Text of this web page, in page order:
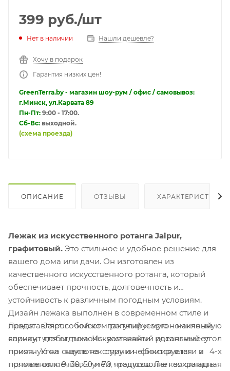
399 руб./шт
Нет в наличии Нашли дешевле?
Хочу в подарок
Гарантия низких цен!
GreenTerra.by - магазин шоу-рум / офис / самовывоз:
г.Минск, ул.Карвата 89
Пн-Пт: 9:00 - 17:00.
Сб-Вс: выходной.
(схема проезда)
ОПИСАНИЕ ОТЗЫВЫ ХАРАКТЕРИСТИКИ
Лежак из искусственного ротанга Jaipur,
графитовый. Это стильное и удобное решение для
вашего дома или дачи. Он изготовлен из
качественного искусственного ротанга, который
обеспечивает прочность, долговечность и
устойчивость к различным погодным условиям.
Дизайн лежака выполнен в современном стиле и
представляет собой компактный и эргономичный
вариант для отдыха. Искусственный ротанг имеет
приятную на ощупь текстуру и не боится влаги и
прямых солнечных лучей, что позволяет сохранять
Лежак Jaipur имеет регулируемую наклонную
спинку, чтобы помочь вам найти идеальный угол
покоя. Угол наклона спинки фиксируется в 4-х
положениях: 9, 30, 50 и 70 градусов. Легкая складная